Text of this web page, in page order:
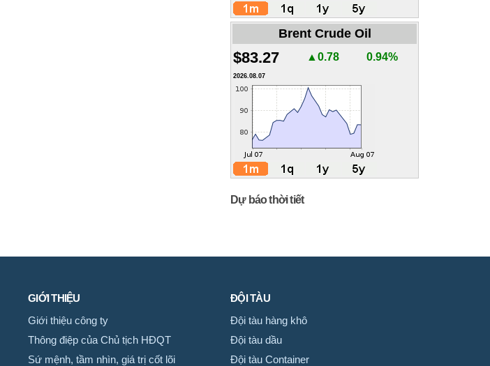
Brent Crude Oil
$83.27 ▲0.78 0.94%
2026.08.07
Dự báo thời tiết
GIỚI THIỆU
Giới thiệu công ty
Thông điệp của Chủ tịch HĐQT
Sứ mệnh, tầm nhìn, giá trị cốt lõi
ĐỘI TÀU
Đội tàu hàng khô
Đội tàu dầu
Đội tàu Container